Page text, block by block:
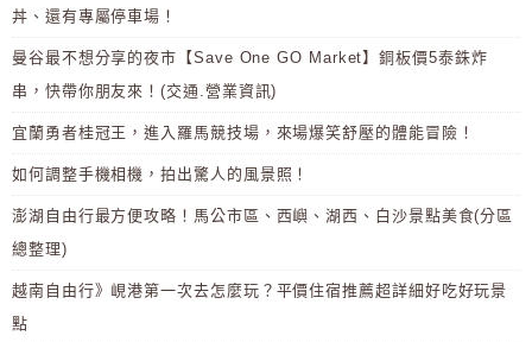
丼、還有專屬停車場！
曼谷最不想分享的夜市【Save One GO Market】銅板價5泰銖炸
串，快帶你朋友來！(交通.營業資訊)
宜蘭勇者桂冠王，進入羅馬競技場，來場爆笑舒壓的體能冒險！
如何調整手機相機，拍出驚人的風景照！
澎湖自由行最方便攻略！馬公市區、西嶼、湖西、白沙景點美食(分區
總整理)
越南自由行》峴港第一次去怎麼玩？平價住宿推薦超詳細好吃好玩景
點